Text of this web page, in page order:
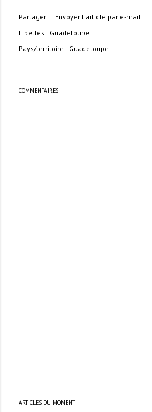
Partager
Envoyer l'article par e-mail
Libellés : Guadeloupe
Pays/territoire : Guadeloupe
COMMENTAIRES
ARTICLES DU MOMENT